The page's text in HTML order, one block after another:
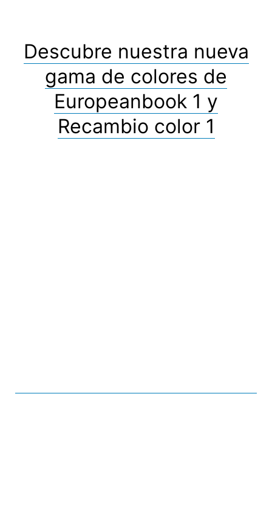
Descubre nuestra nueva
gama de colores de
Europeanbook 1 y
Recambio color 1